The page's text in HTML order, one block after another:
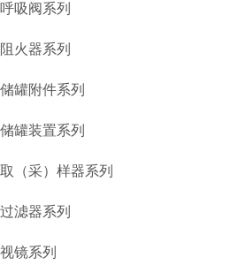
呼吸阀系列
阻火器系列
储罐附件系列
储罐装置系列
取（采）样器系列
过滤器系列
视镜系列